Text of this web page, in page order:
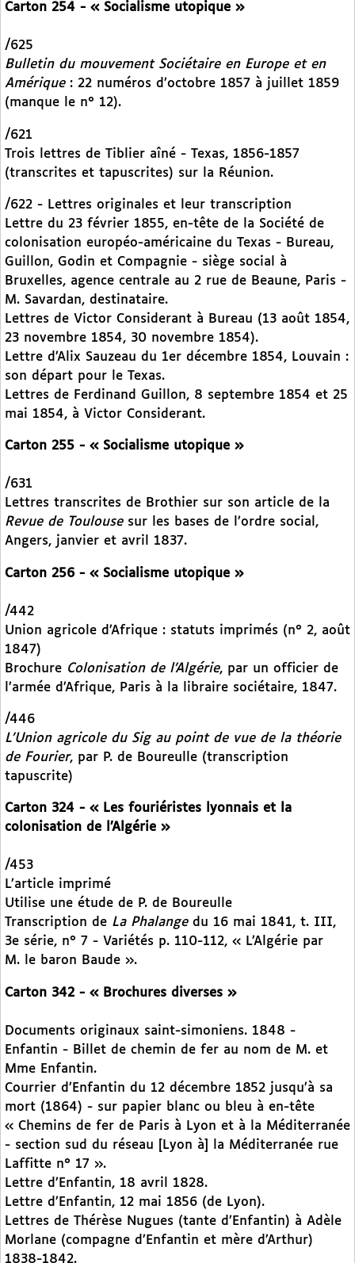
Carton 254 - « Socialisme utopique »
/625
Bulletin du mouvement Sociétaire en Europe et en
Amérique: 22 numéros d’octobre 1857 à juillet 1859
(manque le n° 12).
/621
Trois lettres de Tiblier aîné - Texas, 1856-1857
(transcrites et tapuscrites) sur la Réunion.
/622 - Lettres originales et leur transcription
Lettre du 23 février 1855, en-tête de la Société de
colonisation européo-américaine du Texas - Bureau,
Guillon, Godin et Compagnie - siège social à
Bruxelles, agence centrale au 2 rue de Beaune, Paris -
M. Savardan, destinataire.
Lettres de Victor Considerant à Bureau (13 août 1854,
23 novembre 1854, 30 novembre 1854).
Lettre d’Alix Sauzeau du 1er décembre 1854, Louvain :
son départ pour le Texas.
Lettres de Ferdinand Guillon, 8 septembre 1854 et 25
mai 1854, à Victor Considerant.
Carton 255 - « Socialisme utopique »
/631
Lettres transcrites de Brothier sur son article de la
Revue de Toulousesur les bases de l’ordre social,
Angers, janvier et avril 1837.
Carton 256 - « Socialisme utopique »
/442
Union agricole d’Afrique : statuts imprimés (n° 2, août
1847)
Brochure Colonisation de l’Algérie, par un officier de
l’armée d’Afrique, Paris à la libraire sociétaire, 1847.
/446
L’Union agricole du Sig au point de vue de la théorie
de Fourier, par P. de Boureulle (transcription
tapuscrite)
Carton 324 - « Les fouriéristes lyonnais et la
colonisation de l’Algérie »
/453
L’article imprimé
Utilise une étude de P. de Boureulle
Transcription de La Phalangedu 16 mai 1841, t. III,
3e série, n° 7 - Variétés p. 110-112, « L’Algérie par
M. le baron Baude ».
Carton 342 - « Brochures diverses »
Documents originaux saint-simoniens. 1848 -
Enfantin - Billet de chemin de fer au nom de M. et
Mme Enfantin.
Courrier d’Enfantin du 12 décembre 1852 jusqu’à sa
mort (1864) - sur papier blanc ou bleu à en-tête
« Chemins de fer de Paris à Lyon et à la Méditerranée
- section sud du réseau [Lyon à] la Méditerranée rue
Laffitte n° 17 ».
Lettre d’Enfantin, 18 avril 1828.
Lettre d’Enfantin, 12 mai 1856 (de Lyon).
Lettres de Thérèse Nugues (tante d’Enfantin) à Adèle
Morlane (compagne d’Enfantin et mère d’Arthur)
1838-1842.